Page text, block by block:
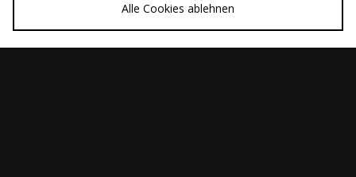
Alle Cookies ablehnen